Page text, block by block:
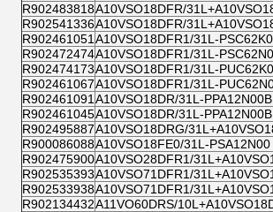
R902483818A10VSO18DFR/
R902541336A10VSO18DFR/
R902461051 A10VSO18DFR1/31L-
R902472474A10VSO18DFR1/31L-
R902474173A10VSO18DFR1/31L-
R902461067A10VSO18DFR1/31L-
R902461091 A10VSO18DR/31L-
R902461045A10VSO18DR/31L-
R902495887A10VSO18DRG/
R900086088A10VSO18FE0/31L-PSA12N00
R902475900A10VSO28DFR1/
R902535393A10VSO71DFR1/
R902533938A10VSO71DFR1/
R902134432A11VO60DRS/